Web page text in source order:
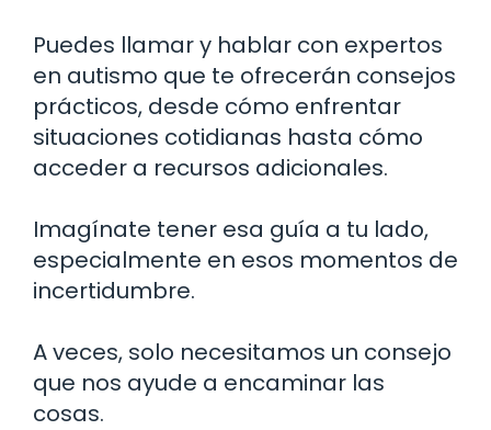
Puedes llamar y hablar con expertos
en autismo que te ofrecerán consejos
prácticos, desde cómo enfrentar
situaciones cotidianas hasta cómo
acceder a recursos adicionales.
Imagínate tener esa guía a tu lado,
especialmente en esos momentos de
incertidumbre.
A veces, solo necesitamos un consejo
que nos ayude a encaminar las
cosas.